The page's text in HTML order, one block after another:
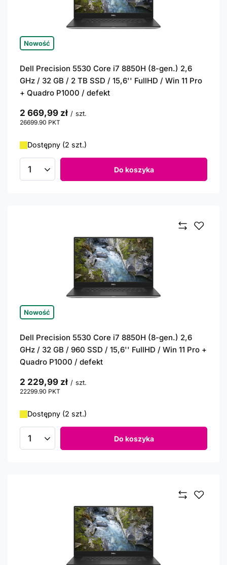
Nowość
Dell Precision 5530 Core i7 8850H (8-gen.) 2,6
GHz / 32 GB / 2 TB SSD / 15,6'' FullHD / Win 11 Pro
+ Quadro P1000 / defekt
2 669,99 zł / szt.
26699.90 PKT
Dostępny (2 szt.)
Ilość produktów Do koszyka
Nowość
Dell Precision 5530 Core i7 8850H (8-gen.) 2,6
GHz / 32 GB / 960 SSD / 15,6'' FullHD / Win 11 Pro +
Quadro P1000 / defekt
2 229,99 zł / szt.
22299.90 PKT
Dostępny (2 szt.)
Ilość produktów Do koszyka